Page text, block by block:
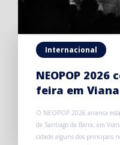
Internacional
NEOPOP
feira em
O NEOPOP 2026 arranca
de Santiago da Barra, em
cidade alguns dos principais